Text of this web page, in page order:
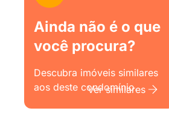
Ainda não é o que
você procura?
Descubra imóveis similares
aos deste condomínio.
Ver similares